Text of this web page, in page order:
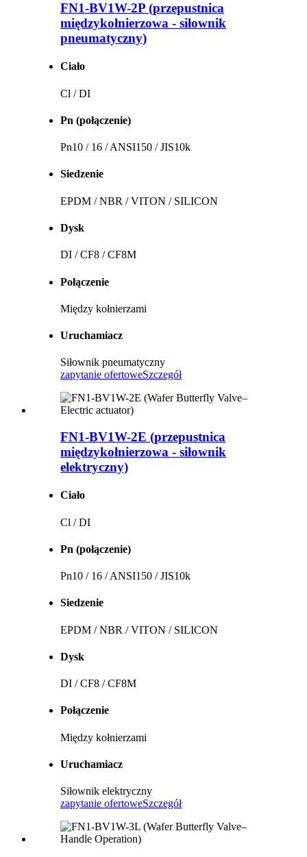
FN1-BV1W-2P (przepustnica
międzykołnierzowa - siłownik
pneumatyczny)
Ciało
Cl / DI
Pn (połączenie)
Pn10 / 16 / ANSI150 / JIS10k
Siedzenie
EPDM / NBR / VITON / SILICON
Dysk
DI / CF8 / CF8M
Połączenie
Między kołnierzami
Uruchamiacz
Siłownik pneumatyczny
zapytanie ofertoweSzczegół
FN1-BV1W-2E (przepustnica
międzykołnierzowa - siłownik
elektryczny)
Ciało
Cl / DI
Pn (połączenie)
Pn10 / 16 / ANSI150 / JIS10k
Siedzenie
EPDM / NBR / VITON / SILICON
Dysk
DI / CF8 / CF8M
Połączenie
Między kołnierzami
Uruchamiacz
Siłownik elektryczny
zapytanie ofertoweSzczegół